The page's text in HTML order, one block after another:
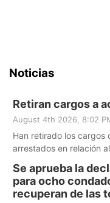
Noticias
Retiran cargos a
August 4th 2026, 8:02
Han retirado los cargos
arrestados en relación
Se aprueba la
para ocho
recuperan de las